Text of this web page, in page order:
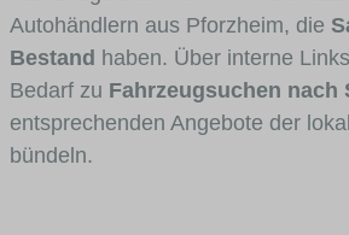
Autohändlern aus Pforzheim, die
Bestand haben. Über interne
Bedarf zu Fahrzeugsuchen nach
entsprechenden Angebote der
bündeln.